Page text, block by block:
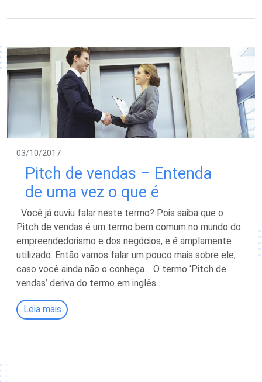
03/10/2017
Pitch de vendas – Entenda
de uma vez o que é
Você já ouviu falar neste termo? Pois saiba que o
Pitch de vendas é um termo bem comum no mundo do
empreendedorismo e dos negócios, e é amplamente
utilizado. Então vamos falar um pouco mais sobre ele,
caso você ainda não o conheça. O termo ‘Pitch de
vendas’ deriva do termo em inglês…
Leia mais